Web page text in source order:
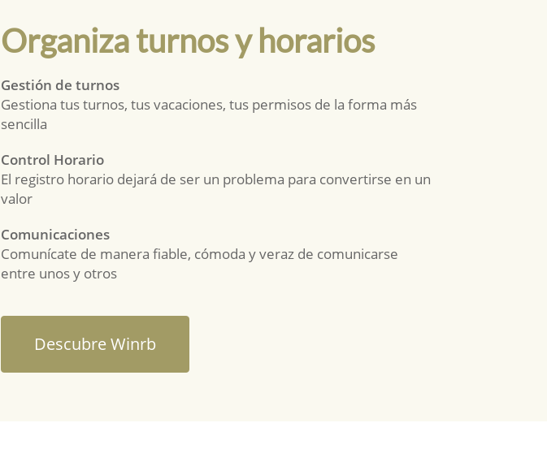
Organiza turnos y horarios
Gestión de turnos
Gestiona tus turnos, tus vacaciones, tus permisos de la forma más
sencilla
Control Horario
El registro horario dejará de ser un problema para convertirse en un
valor
Comunicaciones
Comunícate de manera fiable, cómoda y veraz de comunicarse
entre unos y otros
Descubre Winrb